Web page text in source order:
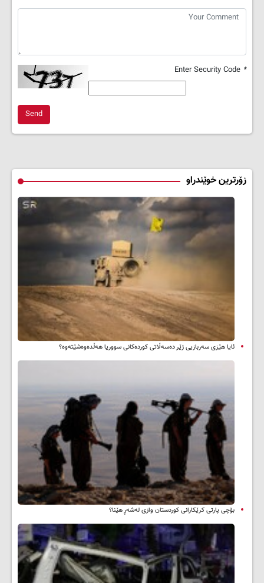
*
Send
زۆرترین خوێندراو
ئایا هێزی سەربازیی ژێر دەسەڵاتی کوردەکانی سووریا هەڵدەوەشێتەوە؟
بۆچی پارتی کرێکارانی کوردستان وازی لەشەڕ هێنا؟